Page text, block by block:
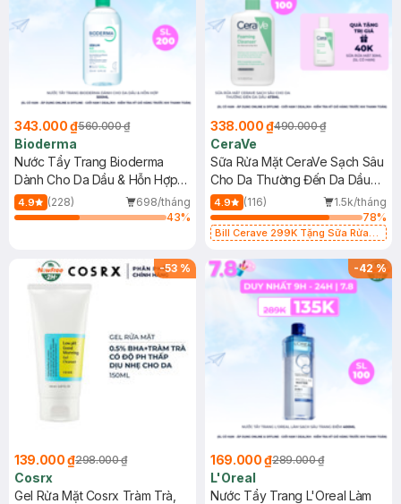
343.000 ₫560.000 ₫
Bioderma
Nước Tẩy Trang Bioderma
Dành Cho Da Dầu & Hỗn Hợp
500ml
4.9 (228)
698/tháng
43%
338.000 ₫490.000 ₫
CeraVe
Sữa Rửa Mặt CeraVe Sạch Sâu
Cho Da Thường Đến Da Dầu
473ml
4.9 (116)
1.5k/tháng
78%
Bill Cerave 299K Tặng Sữa Rửa
-53 %
139.000 ₫298.000 ₫
Cosrx
Gel Rửa Mặt Cosrx Tràm Trà,
-42%
169.000 ₫289.000 ₫
L'Oreal
Nước Tẩy Trang L'Oreal Làm